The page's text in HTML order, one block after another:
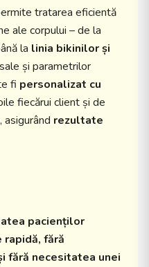
tratarea eficientă
ale corpului – de la
la linia bikinilor și
și parametrilor
fi personalizat cu
fiecărui client și de
rezultate
pacienților
rapidă, fără
fără necesitatea unei